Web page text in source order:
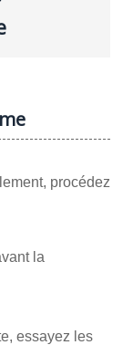
procédez
la
essayez les